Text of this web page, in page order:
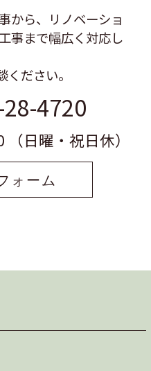
から、リノベーショ
事まで幅広く対応し
ください。
4720
日曜・祝日休）
ォーム